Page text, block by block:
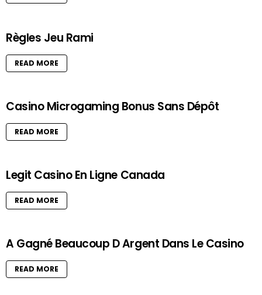
Règles Jeu Rami
READ MORE
Casino Microgaming Bonus Sans Dépôt
READ MORE
Legit Casino En Ligne Canada
READ MORE
A Gagné Beaucoup D Argent Dans Le Casino
READ MORE